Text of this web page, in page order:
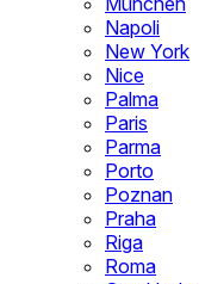
Napoli
New York
Nice
Palma
Paris
Parma
Porto
Poznan
Praha
Riga
Roma